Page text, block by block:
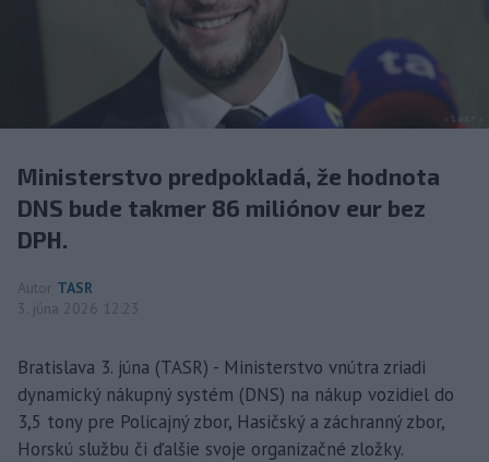
Ministerstvo predpokladá, že hodnota
DNS bude takmer 86 miliónov eur bez
DPH.
Autor TASR
3. júna 2026 12:23
Bratislava 3. júna (TASR) - Ministerstvo vnútra zriadi
dynamický nákupný systém (DNS) na nákup vozidiel do
3,5 tony pre Policajný zbor, Hasičský a záchranný zbor,
Horskú službu či ďalšie svoje organizačné zložky.